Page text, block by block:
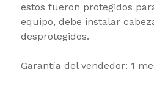
estos fueron protegidos
equipo, debe instalar
desprotegidos.
Garantía del vendedor: 1